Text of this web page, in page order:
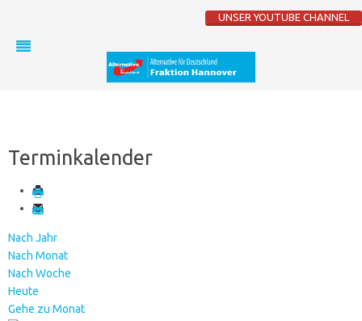
UNSER YOUTUBE CHANNEL
Terminkalender
Nach Jahr
Nach Monat
Nach Woche
Heute
Gehe zu Monat